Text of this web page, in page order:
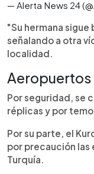
— Alerta News 24
"Su hermana
señalando a otra
localidad.
Por seguridad, se
réplicas y por
Por su parte, el
por precaución
Turquía.